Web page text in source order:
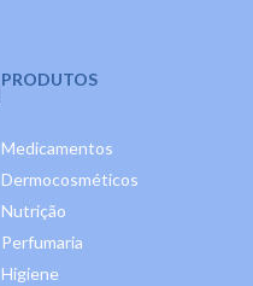
PRODUTOS
Medicamentos
Dermocosméticos
Nutrição
Perfumaria
Higiene